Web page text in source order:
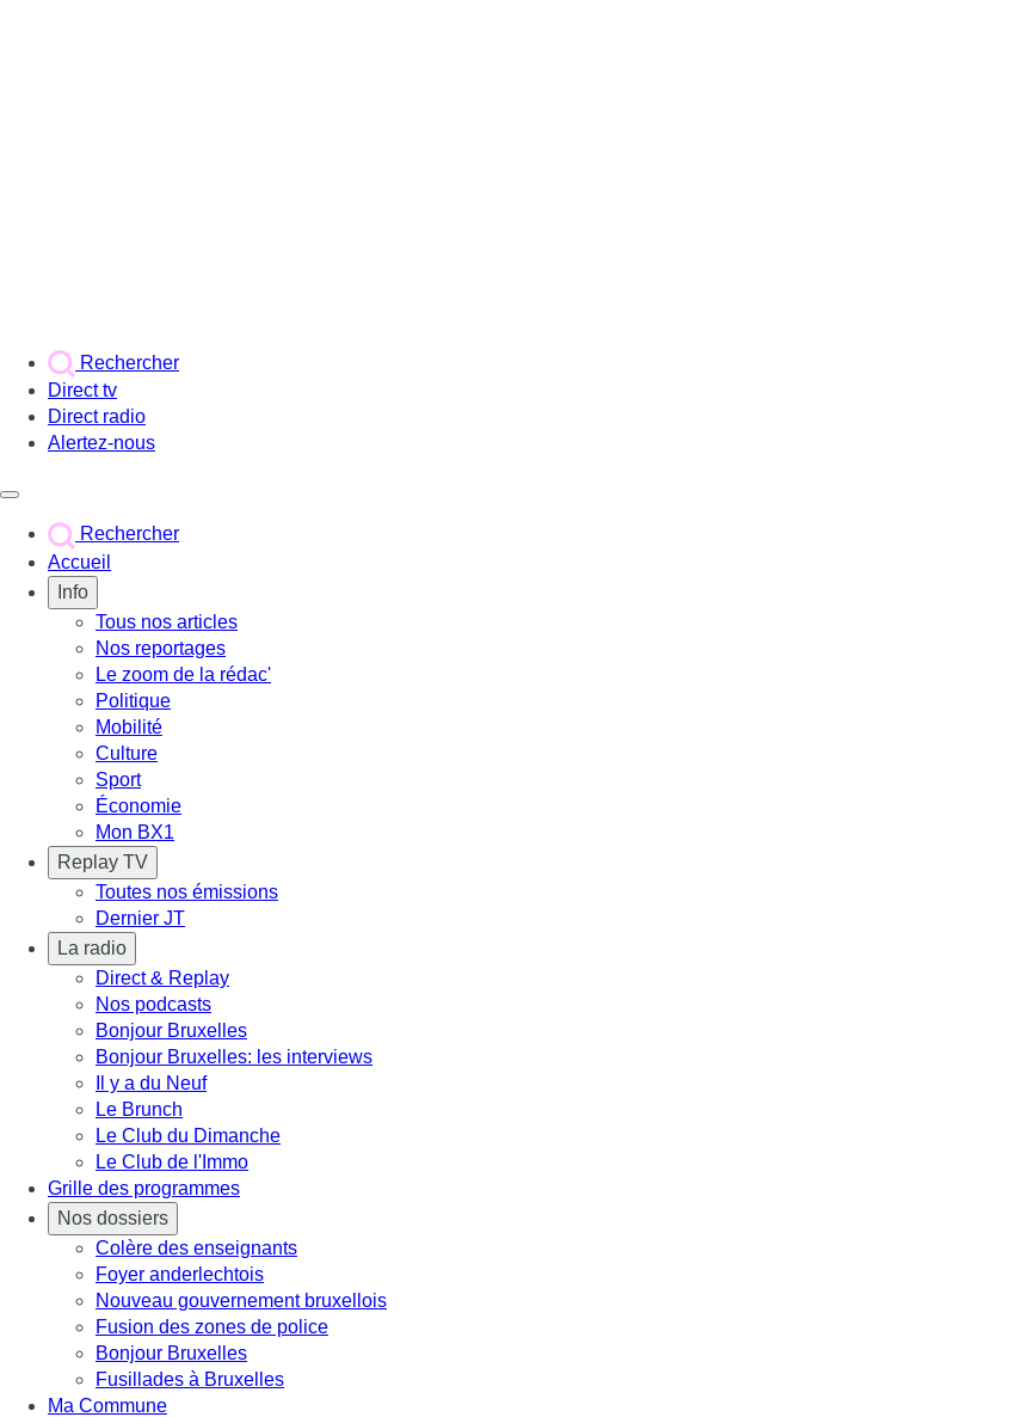
Rechercher
Direct tv
Direct radio
Alertez-nous
Rechercher
Accueil
Info
Tous nos articles
Nos reportages
Le zoom de la rédac'
Politique
Mobilité
Culture
Sport
Économie
Mon BX1
Replay TV
Toutes nos émissions
Dernier JT
La radio
Direct & Replay
Nos podcasts
Bonjour Bruxelles
Bonjour Bruxelles: les interviews
Il y a du Neuf
Le Brunch
Le Club du Dimanche
Le Club de l'Immo
Grille des programmes
Nos dossiers
Colère des enseignants
Foyer anderlechtois
Nouveau gouvernement bruxellois
Fusion des zones de police
Bonjour Bruxelles
Fusillades à Bruxelles
Ma Commune